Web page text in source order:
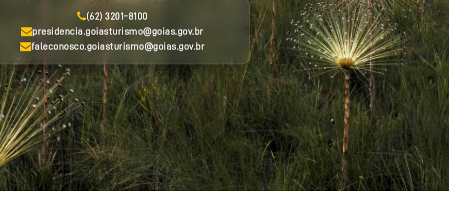
(62) 3201-8100
presidencia.goiasturismo@goias.gov.br
faleconosco.goiasturismo@goias.gov.br